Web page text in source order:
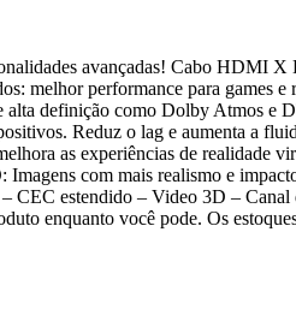
avançadas! Cabo HDMI
melhor performance para games
definição como Dolby Atmos
Reduz o lag e aumenta a
as experiências de
com mais realismo e
estendido – Video 3D –
enquanto você pode. Os